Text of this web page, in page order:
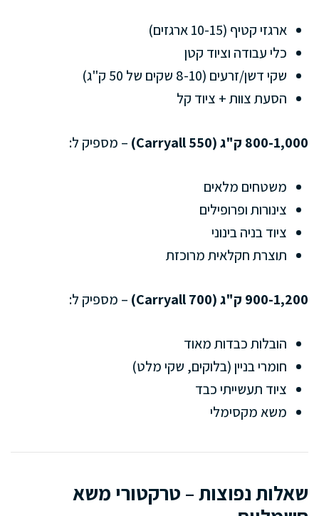
ארגזי קטיף (10-15 ארגזים)
כלי עבודה וציוד קטן
שקי דשן/זרעים (8-10 שקים של 50 ק"ג)
הסעת צוות + ציוד קל
800-1,000 ק"ג (Carryall 550) – מספיק ל:
משטחים מלאים
צינורות ופרופילים
ציוד בניה בינוני
תוצרת חקלאית מרוכזת
900-1,200 ק"ג (Carryall 700) – מספיק ל:
הובלות כבדות מאוד
חומרי בניין (בלוקים, שקי מלט)
ציוד תעשייתי כבד
משא מקסימלי
שאלות נפוצות – טרקטורי משא